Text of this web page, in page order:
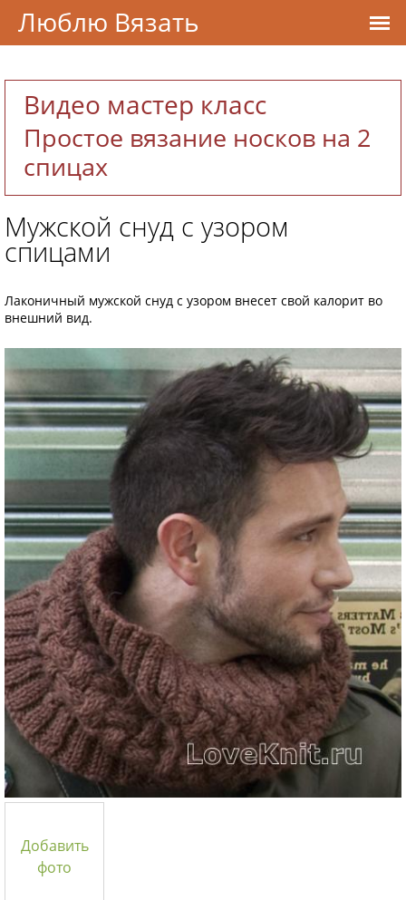
Видео мастер класс
Простое вязание носков на 2
спицах
Мужской снуд с узором
спицами
Лаконичный мужской снуд с узором внесет свой калорит во
внешний вид.
Добавить
фото
Люблю Вязать